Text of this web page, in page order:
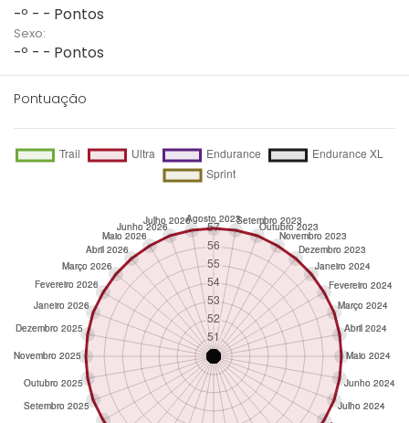
-º - - Pontos
Sexo:
-º - - Pontos
Pontuação